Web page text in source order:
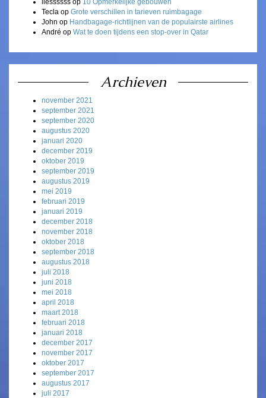
liessssss op 10 Opmerkelijke gebouwen
Tecla op Grote verschillen in tarieven ruimbagage
John op Handbagage-richtlijnen van de populairste airlines
André op Wat te doen tijdens een stop-over in Qatar
Archieven
november 2021
september 2021
september 2020
augustus 2020
januari 2020
december 2019
oktober 2019
september 2019
augustus 2019
mei 2019
februari 2019
januari 2019
december 2018
november 2018
oktober 2018
september 2018
augustus 2018
juli 2018
juni 2018
mei 2018
april 2018
maart 2018
februari 2018
januari 2018
december 2017
november 2017
oktober 2017
september 2017
augustus 2017
juli 2017